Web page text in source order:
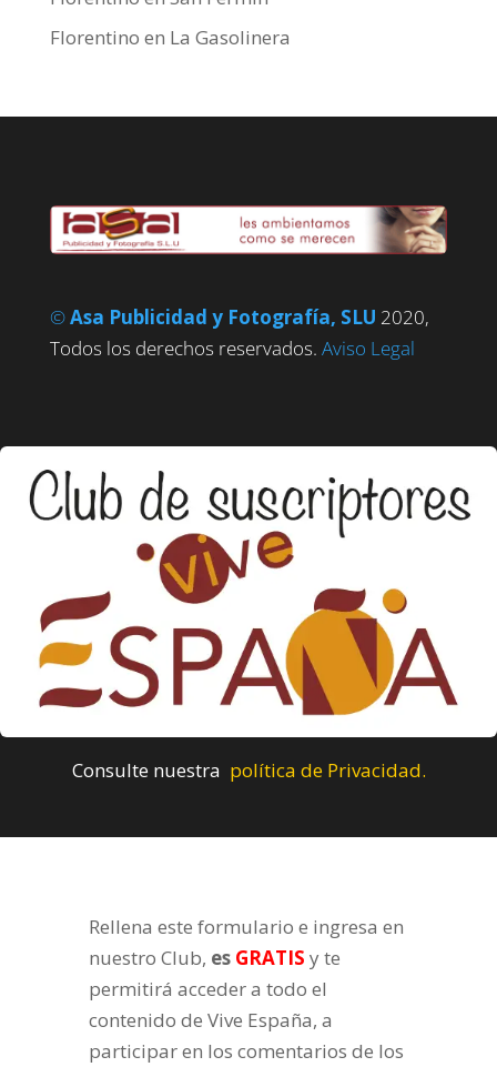
Florentino en La Gasolinera
©Asa Publicidad y Fotografía, SLU 2020,
Todos los derechos reservados. Aviso Legal
Consulte nuestra política de Privacidad.
Rellena este formulario e ingresa en
nuestro Club, es GRATIS y te
permitirá acceder a todo el
contenido de Vive España, a
participar en los comentarios de los